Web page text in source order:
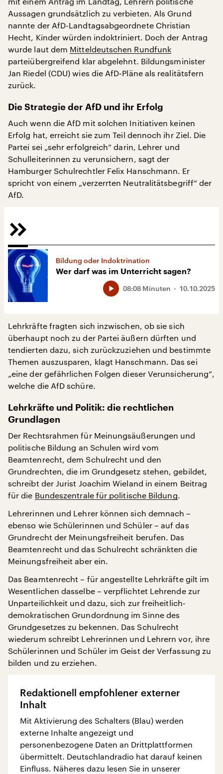
Aussagen grundsätzlich zu verbieten. Als Grund
nannte der AfD-Landtagsabgeordnete Christian
Hecht, Kinder würden indoktriniert. Doch der Antrag
wurde laut dem Mitteldeutschen Rundfunk
parteiübergreifend klar abgelehnt. Bildungsminister
Jan Riedel (CDU) wies die AfD-Pläne als realitätsfern
zurück.
Die Strategie der AfD und ihr Erfolg
Auch wenn die AfD mit solchen Initiativen keinen
Erfolg hat, erreicht sie zum Teil dennoch ihr Ziel. Die
Partei sei „sehr erfolgreich“ darin, Lehrer und
Schulleiterinnen zu verunsichern, sagt der
Hamburger Schulrechtler Felix Hanschmann. Er
spricht von einem „verzerrten Neutralitätsbegriff“ der
AfD.
Bildung oder Indoktrination
Wer darf was im Unterricht sagen?
10.10.2025
08:08 Minuten
Lehrkräfte fragten sich inzwischen, ob sie sich
überhaupt noch zu der Partei äußern dürften und
tendierten dazu, sich zurückzuziehen und bestimmte
Themen auszusparen, klagt Hanschmann. Das sei
„eine der gefährlichen Folgen dieser Verunsicherung“,
welche die AfD schüre.
Lehrkräfte und Politik: die rechtlichen
Grundlagen
Der Rechtsrahmen für Meinungsäußerungen und
politische Bildung an Schulen wird vom
Beamtenrecht, dem Schulrecht und den
Grundrechten, die im Grundgesetz stehen, gebildet,
schreibt der Jurist Joachim Wieland in einem Beitrag
für die Bundeszentrale für politische Bildung.
Lehrerinnen und Lehrer können sich demnach –
ebenso wie Schülerinnen und Schüler – auf das
Grundrecht der Meinungsfreiheit berufen. Das
Beamtenrecht und das Schulrecht schränkten die
Meinungsfreiheit aber ein.
Das Beamtenrecht – für angestellte Lehrkräfte gilt im
Wesentlichen dasselbe – verpflichtet Lehrende zur
Unparteilichkeit und dazu, sich zur freiheitlich-
demokratischen Grundordnung im Sinne des
Grundgesetzes zu bekennen. Das Schulrecht
wiederum schreibt Lehrerinnen und Lehrern vor, ihre
Schülerinnen und Schüler im Geist der Verfassung zu
bilden und zu erziehen.
Redaktionell empfohlener externer
Inhalt
Mit Aktivierung des Schalters (Blau) werden
externe Inhalte angezeigt und
personenbezogene Daten an Drittplattformen
übermittelt. Deutschlandradio hat darauf keinen
Einfluss. Näheres dazu lesen Sie in unserer